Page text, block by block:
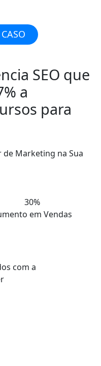
SEO que
a
para
de Marketing na Sua
30%
em Vendas
com a